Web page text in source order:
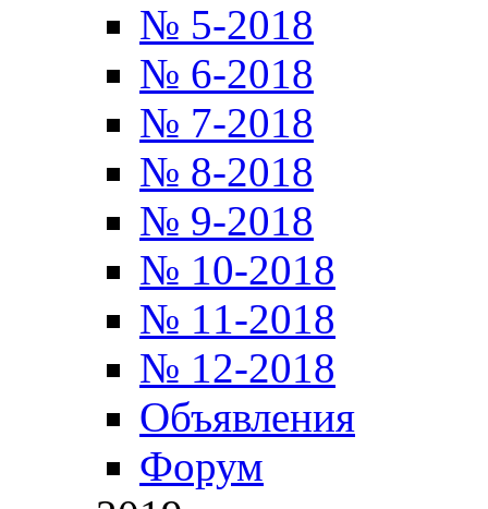
№ 5-2018
№ 6-2018
№ 7-2018
№ 8-2018
№ 9-2018
№ 10-2018
№ 11-2018
№ 12-2018
Объявления
Форум